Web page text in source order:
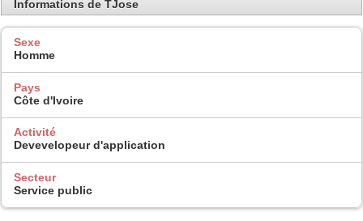
Informations de TJose
Sexe
Homme
Pays
Côte d'Ivoire
Activité
Devevelopeur d'application
Secteur
Service public